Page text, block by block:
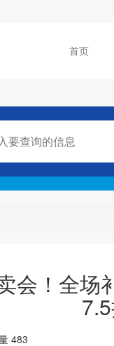
首页
会！全场
483